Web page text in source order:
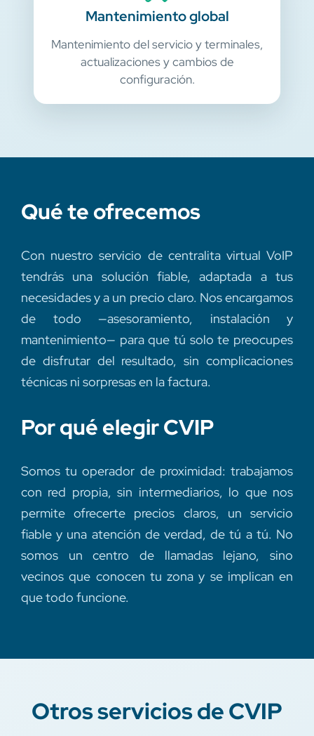
Mantenimiento global
Mantenimiento del servicio y terminales,
actualizaciones y cambios de
configuración.
Qué te ofrecemos
Con nuestro servicio de centralita virtual VoIP
tendrás una solución fiable, adaptada a tus
necesidades y a un precio claro. Nos encargamos
de todo —asesoramiento, instalación y
mantenimiento— para que tú solo te preocupes
de disfrutar del resultado, sin complicaciones
técnicas ni sorpresas en la factura.
Por qué elegir CVIP
Somos tu operador de proximidad: trabajamos
con red propia, sin intermediarios, lo que nos
permite ofrecerte precios claros, un servicio
fiable y una atención de verdad, de tú a tú. No
somos un centro de llamadas lejano, sino
vecinos que conocen tu zona y se implican en
que todo funcione.
Otros servicios de CVIP